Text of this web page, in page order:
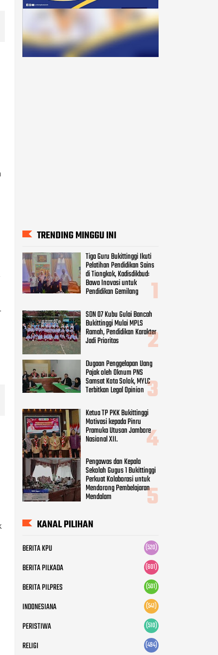
Ramah, Pendidikan Karakter
Jadi Prioritas
Dugaan Penggelapan Uang
Pajak oleh Oknum PNS
Samsat Kota Solok, MYLC
Terbitkan Legal Opinion
Ketua TP PKK Bukittinggi
Motivasi kepada Pinru
Pramuka Utusan Jambore
Nasional XII.
Pengawas dan Kepala
Sekolah Gugus 1 Bukittinggi
Perkuat Kolaborasi untuk
Mendorong Pembelajaran
Mendalam
KANAL PILIHAN
BERITA KPU (520)
BERITA PILKADA (601)
BERITA PILPRES (501)
INDONESIANA (541)
PERISTIWA
RELIGI (494)
SOROTAN (517)